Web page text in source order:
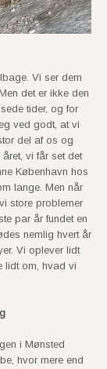
Vi ser dem
det er ikke den
tider, og for
ved godt, at vi
del af os og
vi får set det
København hos
lange. Men når
store problemer
par år fundet en
nemlig hvert år
Vi oplever lidt
lidt om, hvad vi
i Mønsted
hvor mere end